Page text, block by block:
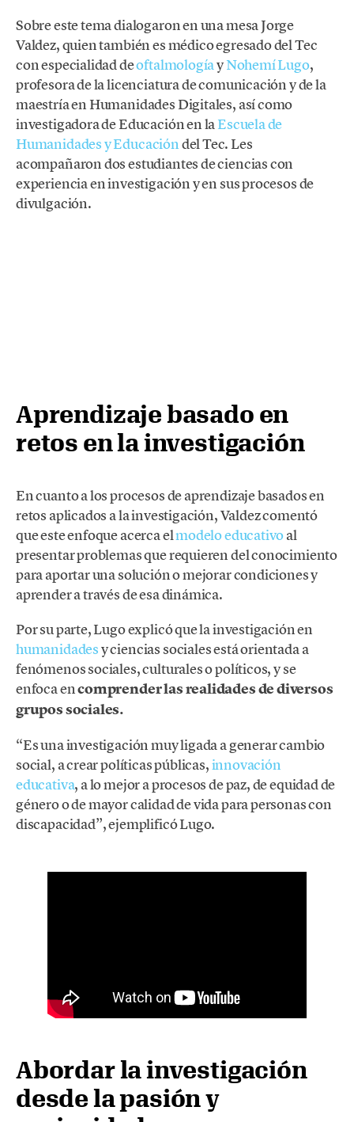
Sobre este tema dialogaron en una mesa Jorge
Valdez, quien también es médico egresado del Tec
con especialidad deoftalmologíayNohemí Lugo,
profesora de la licenciatura de comunicación y de la
maestría en Humanidades Digitales, así como
investigadora de Educación en laEscuela de
Humanidades y Educacióndel Tec. Les
acompañaron dos estudiantes de ciencias con
experiencia en investigación y en sus procesos de
divulgación.
Aprendizaje basado en
retos en la investigación
En cuanto a los procesos de aprendizaje basados en
retos aplicados a la investigación, Valdez comentó
que este enfoque acerca elmodelo educativoal
presentar problemas que requieren del conocimiento
para aportar una solución o mejorar condiciones y
aprender a través de esa dinámica.
Por su parte, Lugo explicó que la investigación en
humanidadesy ciencias sociales está orientada a
fenómenos sociales, culturales o políticos, y se
enfoca encomprender las realidades de diversos
grupos sociales.
“Es una investigación muy ligada a generar cambio
social, a crear políticas públicas,innovación
educativa, a lo mejor a procesos de paz, de equidad de
género o de mayor calidad de vida para personas con
discapacidad”, ejemplificó Lugo.
Abordar la investigación
desde la pasión y